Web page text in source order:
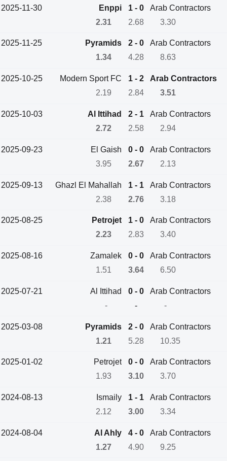
2025-11-30 Enppi 1 - 0
Arab Contractors
2.31
2.68 3.30
2025-11-25 Pyramids 2 - 0
Arab Contractors
1.34
4.28 8.63
2025-10-25 Modern Sport FC 1 - 2
Arab Contractors
2.19
2.84 3.51
2025-10-03 Al Ittihad 2 - 1
Arab Contractors
2.72
2.58 2.94
2025-09-23 El Gaish 0 - 0
Arab Contractors
3.95
2.67 2.13
2025-09-13 Ghazl El Mahallah 1 - 1
Arab Contractors
2.38
2.76 3.18
2025-08-25 Petrojet 1 - 0
Arab Contractors
2.23
2.83 3.40
2025-08-16 Zamalek 0 - 0
Arab Contractors
1.51
3.64 6.50
2025-07-21 Al Ittihad 0 - 0
Arab Contractors
-
- -
2025-03-08 Pyramids 2 - 0
Arab Contractors
1.21
5.28 10.35
2025-01-02 Petrojet 0 - 0
Arab Contractors
1.93
3.10 3.70
2024-08-13 Ismaily 1 - 1
Arab Contractors
2.12
3.00 3.34
2024-08-04 Al Ahly 4 - 0
Arab Contractors
1.27
4.90 9.25